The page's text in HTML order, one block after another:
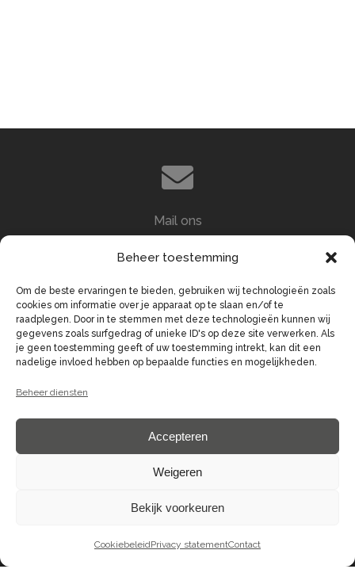
Beheer toestemming
Om de beste ervaringen te bieden, gebruiken wij technologieën zoals
cookies om informatie over je apparaat op te slaan en/of te
raadplegen. Door in te stemmen met deze technologieën kunnen wij
gegevens zoals surfgedrag of unieke ID's op deze site verwerken. Als
je geen toestemming geeft of uw toestemming intrekt, kan dit een
nadelige invloed hebben op bepaalde functies en mogelijkheden.
Beheer diensten
Accepteren
Weigeren
Bekijk voorkeuren
CookiebeleidPrivacy statementContact
Mail ons
Bel ons
Plein 29-37, 4001 LG Tiel